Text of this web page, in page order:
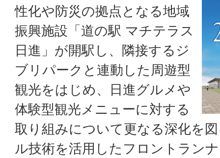
性化や防災の拠点となる地域
振興施設「道の駅 マチテラス
日進」が開駅し、隣接するジ
ブリパークと連動した周遊型
観光をはじめ、日進グルメや
体験型観光メニューに対する
取り組みについて更なる深化を
ル技術を活用したフロントラン